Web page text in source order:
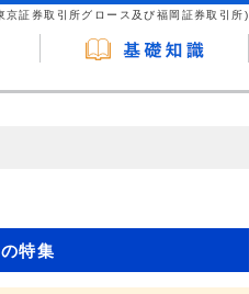
証券取引所グロース及び福岡証券取引所)
特集